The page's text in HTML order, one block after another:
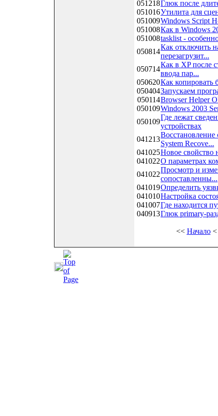
051218Глюк после
051016Утилита для
051009Windows Script
051008Как в Windows
051008tasklist -
050814
Как отключить
перезагрузит...
050714
Как в XP после
ввода пар...
050620Как копировать
050404Запускаем
050114Browser Helper
050109Windows 2003
050109
Где лежат
устройствах
041213
System Recove...
041025Новое свойство
041022О параметрах
041022
Просмотр и
сопоставленны...
041019Определить
041010Настройка
041007Где находится
040913Глюк primary-
<< Начало